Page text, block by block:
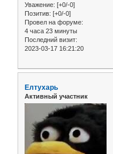
Уважение: [+0/-0]
Позитив: [+0/-0]
Провел на форуме:
4 часа 23 минуты
Последний визит:
2023-03-17 16:21:20
Елтухарь
Активный участник